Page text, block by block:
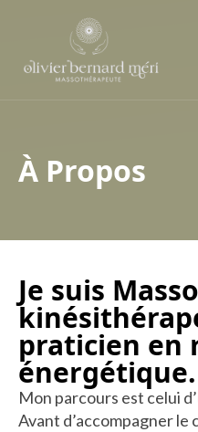
À Propos
Je suis
praticien en
énergétique.
Mon parcours est celui
Avant d’accompagner le